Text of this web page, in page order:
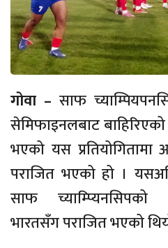
गोवा – साफ
सेमिफाइनलबाट
भएको यस
पराजित भएको हो ।
साफ
भारतसँग पराजित भएको